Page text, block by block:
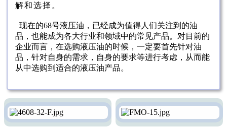
解和选择。
现在的68号液压油，已经成为值得人们关注到的油
品，也能成为各大行业和领域中的常见产品。对目前的
企业而言，在选购液压油的时候，一定要首先针对油
品，针对自身的需求，自身的要求等进行考虑，从而能
从中选购到适合的液压油产品。